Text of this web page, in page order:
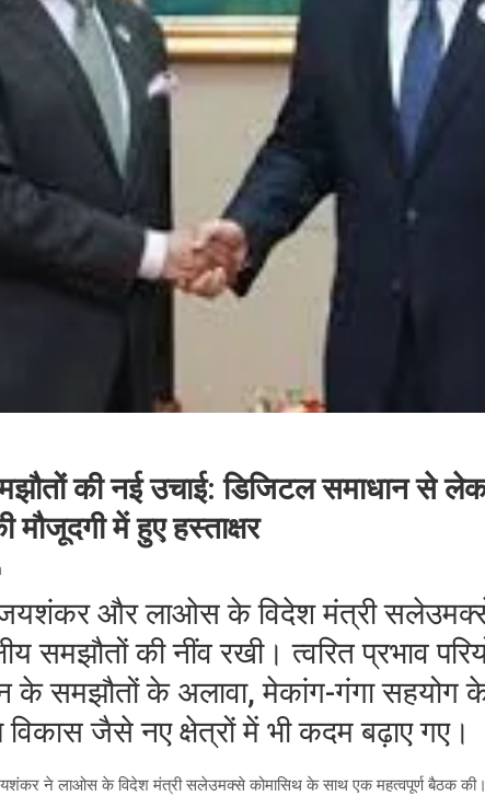
की नई उचाई: डिजिटल समाधान से
में हुए हस्ताक्षर
जयशंकर और लाओस के विदेश मंत्री
समझौतों की नींव रखी। त्वरित प्रभाव
के समझौतों के अलावा, मेकांग-गंगा सहयोग
जैसे नए क्षेत्रों में भी कदम बढ़ाए गए।
ने लाओस के विदेश मंत्री सलेउमक्से कोमासिथ के साथ एक महत्वपूर्ण बैठक